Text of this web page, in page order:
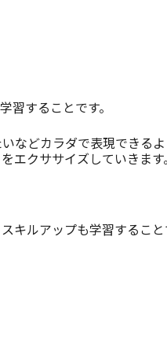
習することです。
などカラダで表現できる
をエクササイズしていきます。
キルアップも学習するこ